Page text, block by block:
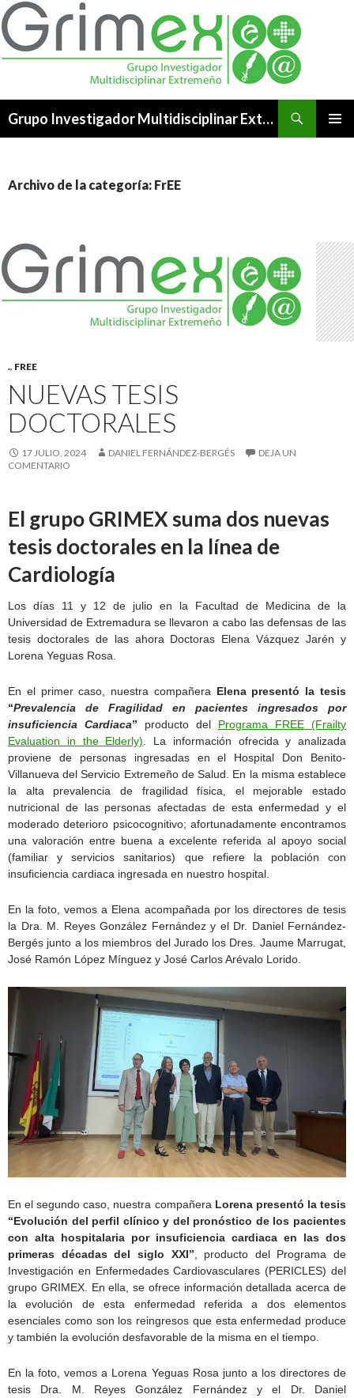
Grupo Investigador Multidisciplinar Extremeño
Archivo de la categoría: FrEE
., FREE
NUEVAS TESIS
DOCTORALES
17 JULIO, 2024 DANIEL FERNÁNDEZ-BERGÉS
DEJA UN
COMENTARIO
El grupo GRIMEX suma dos nuevas
tesis doctorales en la línea de
Cardiología
Los días 11 y 12 de julio en la Facultad de Medicina de la
Universidad de Extremadura se llevaron a cabo las defensas de las
tesis doctorales de las ahora Doctoras Elena Vázquez Jarén y
Lorena Yeguas Rosa.
En el primer caso, nuestra compañera Elena presentó la tesis
“Prevalencia de Fragilidad en pacientes ingresados por
insuficiencia Cardiaca” producto del Programa FREE (Frailty
Evaluation in the Elderly) . La información ofrecida y analizada
proviene de personas ingresadas en el Hospital Don Benito-
Villanueva del Servicio Extremeño de Salud. En la misma establece
la alta prevalencia de fragilidad física, el mejorable estado
nutricional de las personas afectadas de esta enfermedad y el
moderado deterioro psicocognitivo; afortunadamente encontramos
una valoración entre buena a excelente referida al apoyo social
(familiar y servicios sanitarios) que refiere la población con
insuficiencia cardiaca ingresada en nuestro hospital.
En la foto, vemos a Elena acompañada por los directores de tesis
la Dra. M. Reyes González Fernández y el Dr. Daniel Fernández-
Bergés junto a los miembros del Jurado los Dres. Jaume Marrugat,
José Ramón López Mínguez y José Carlos Arévalo Lorido.
En el segundo caso, nuestra compañera Lorena presentó la tesis
“Evolución del perfil clínico y del pronóstico de los pacientes
con alta hospitalaria por insuficiencia cardiaca en las dos
primeras décadas del siglo XXI” , producto del Programa de
Investigación en Enfermedades Cardiovasculares (PERICLES) del
grupo GRIMEX. En ella, se ofrece información detallada acerca de
la evolución de esta enfermedad referida a dos elementos
esenciales como son los reingresos que esta enfermedad produce
y también la evolución desfavorable de la misma en el tiempo.
En la foto, vemos a Lorena Yeguas Rosa junto a los directores de
tesis Dra. M. Reyes González Fernández y el Dr. Daniel